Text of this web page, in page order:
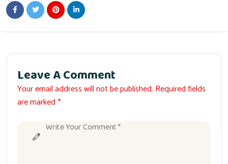
Leave A Comment
Your email address will not be published. Required fields
are marked *